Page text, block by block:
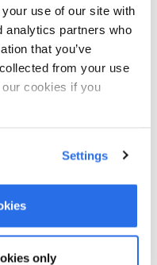
use of our site with
analytics partners who
that you’ve
from your use
cookies if you
Settings
only
verschiedenen
zum downloaden.